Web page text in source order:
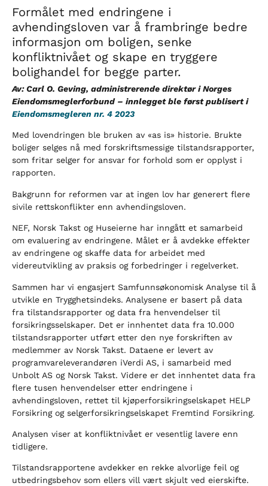
Formålet med endringene i
avhendingsloven var å frambringe bedre
informasjon om boligen, senke
konfliktnivået og skape en tryggere
bolighandel for begge parter.
Av: Carl O. Geving, administrerende direktør i Norges
Eiendomsmeglerforbund – innlegget ble først publisert i
Eiendomsmegleren nr. 4 2023
Med lovendringen ble bruken av «as is» historie. Brukte
boliger selges nå med forskriftsmessige tilstandsrapporter,
som fritar selger for ansvar for forhold som er opplyst i
rapporten.
Bakgrunn for reformen var at ingen lov har generert flere
sivile rettskonflikter enn avhendingsloven.
NEF, Norsk Takst og Huseierne har inngått et samarbeid
om evaluering av endringene. Målet er å avdekke effekter
av endringene og skaffe data for arbeidet med
videreutvikling av praksis og forbedringer i regelverket.
Sammen har vi engasjert Samfunnsøkonomisk Analyse til å
utvikle en Trygghetsindeks. Analysene er basert på data
fra tilstandsrapporter og data fra henvendelser til
forsikringsselskaper. Det er innhentet data fra 10.000
tilstandsrapporter utført etter den nye forskriften av
medlemmer av Norsk Takst. Dataene er levert av
programvareleverandøren iVerdi AS, i samarbeid med
Unbolt AS og Norsk Takst. Videre er det innhentet data fra
flere tusen henvendelser etter endringene i
avhendingsloven, rettet til kjøperforsikringselskapet HELP
Forsikring og selgerforsikringselskapet Fremtind Forsikring.
Analysen viser at konfliktnivået er vesentlig lavere enn
tidligere.
Tilstandsrapportene avdekker en rekke alvorlige feil og
utbedringsbehov som ellers vill vært skjult ved eierskifte.